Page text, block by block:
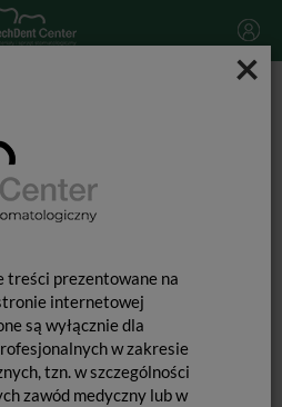
×
treści prezentowane na
internetowej
są wyłącznie dla
w zakresie
tzn. w szczególności
zawód medyczny lub w